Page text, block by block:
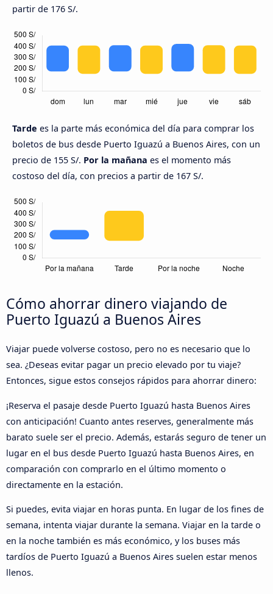
partir de 176 S/.
Tarde es la parte más económica del día para comprar los
boletos de bus desde Puerto Iguazú a Buenos Aires, con un
precio de 155 S/. Por la mañana es el momento más
costoso del día, con precios a partir de 167 S/.
Cómo ahorrar dinero viajando de
Puerto Iguazú a Buenos Aires
Viajar puede volverse costoso, pero no es necesario que lo
sea. ¿Deseas evitar pagar un precio elevado por tu viaje?
Entonces, sigue estos consejos rápidos para ahorrar dinero:
¡Reserva el pasaje desde Puerto Iguazú hasta Buenos Aires
con anticipación! Cuanto antes reserves, generalmente más
barato suele ser el precio. Además, estarás seguro de tener un
lugar en el bus desde Puerto Iguazú hasta Buenos Aires, en
comparación con comprarlo en el último momento o
directamente en la estación.
Si puedes, evita viajar en horas punta. En lugar de los fines de
semana, intenta viajar durante la semana. Viajar en la tarde o
en la noche también es más económico, y los buses más
tardíos de Puerto Iguazú a Buenos Aires suelen estar menos
llenos.